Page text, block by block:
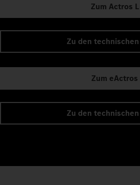
Zum Actros L
Zu den
Zum eActros
Zu den